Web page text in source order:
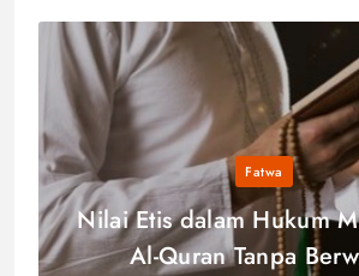
Fatwa
Nilai Etis dalam Hukum
Al-Quran Tanpa